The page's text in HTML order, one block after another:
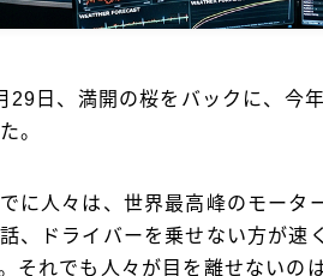
29日、満開の桜をバックに、今
。
に人々は、世界最高峰のモータ
、ドライバーを乗せない方が
それでも人々が目を離せないの